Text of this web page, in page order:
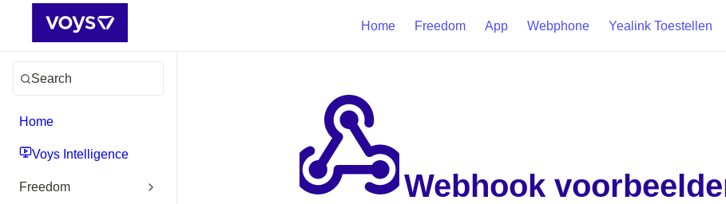
Home Freedom App Webphone Yealink Toestellen
Search
Home
Voys Intelligence
Freedom Webhook